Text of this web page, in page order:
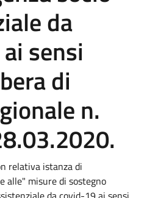
da
sensi
di
n.
relativa istanza di
alle" misure di sostegno